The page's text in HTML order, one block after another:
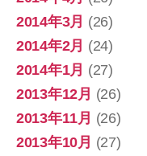
2014年3月 (26)
2014年2月 (24)
2014年1月 (27)
2013年12月 (26)
2013年11月 (26)
2013年10月 (27)